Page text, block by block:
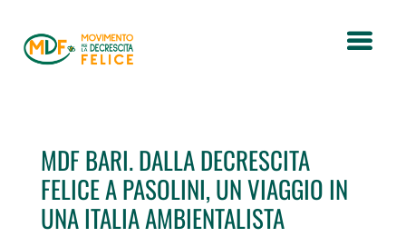
MDF BARI. DALLA DECRESCITA
FELICE A PASOLINI, UN VIAGGIO IN
UNA ITALIA AMBIENTALISTA